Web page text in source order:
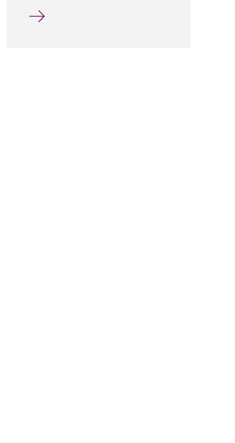
Deepfake-Detektoren sind gut, solange es um